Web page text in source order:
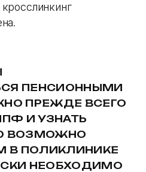
ПЕНСИОННЫМИ
ПРЕЖДЕ ВСЕГО
И УЗНАТЬ
ВОЗМОЖНО
В ПОЛИКЛИНИКЕ
НЕОБХОДИМО